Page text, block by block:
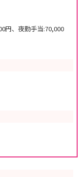
円、夜勤手当:70,000